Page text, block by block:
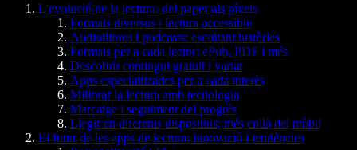
L'evolució de la lectura: del paper als píxels
Formats diversos i lectura accessible
Audiollibres i podcasts: escoltant històries
Formats per a cada lector: ePub, PDF i més
Descobrir contingut gratuït i variat
Apps especialitzades per a cada interès
Millorar la lectura amb tecnologia
Marcatge i seguiment del progrés
Llegir en diferents dispositius: més enllà del mòbil
El futur de les apps de lectura: innovació i tendències